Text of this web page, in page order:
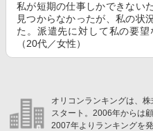
私が短期の仕事しかできない
見つからなかったが、私の状
た。派遣先に対して私の要望
（20代／女性）
オリコンランキングは、
スタート。2006年からは
2007年よりランキングを発